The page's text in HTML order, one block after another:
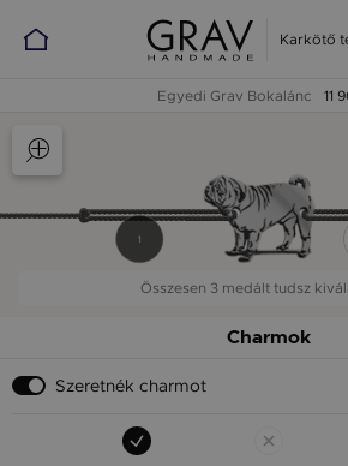
Karkötő
Egyedi Grav Bokalánc 11
1
Összesen 3 medált tudsz
Charmok
Szeretnék charmot